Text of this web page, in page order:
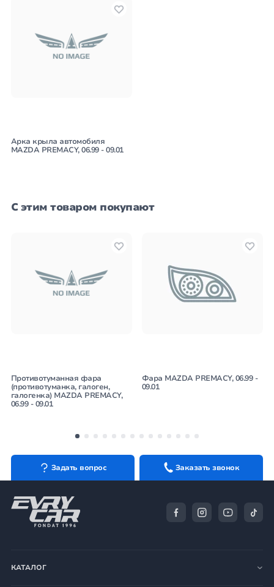
Арка крыла автомобиля
MAZDA PREMACY, 06.99 - 09.01
С этим товаром покупают
Противотуманная фара
(противотуманка, галоген,
галогенка) MAZDA PREMACY,
06.99 - 09.01
Фара MAZDA PREMACY, 06.99 -
09.01
Задать вопрос Заказать звонок
КАТАЛОГ